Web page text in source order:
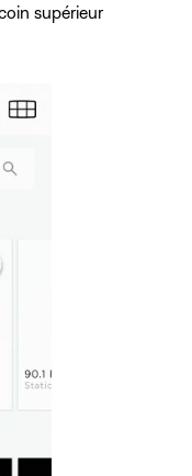
supérieur